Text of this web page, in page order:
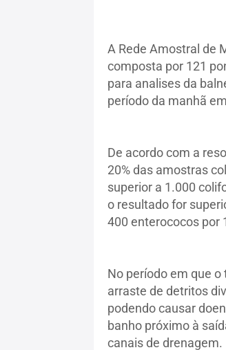
A Rede Amostral de
composta por 121
para analises da
período da manhã
De acordo com a
20% das amostras
superior a 1.000
o resultado for
400 enterococos por
No período em que
arraste de detritos
podendo causar
banho próximo à
canais de drenagem.